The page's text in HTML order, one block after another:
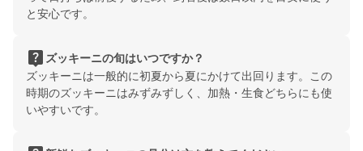
と安心です。
live_help ズッキーニの旬はいつですか？
ズッキーニは一般的に初夏から夏にかけて出回ります。この
時期のズッキーニはみずみずしく、加熱・生食どちらにも使
いやすいです。